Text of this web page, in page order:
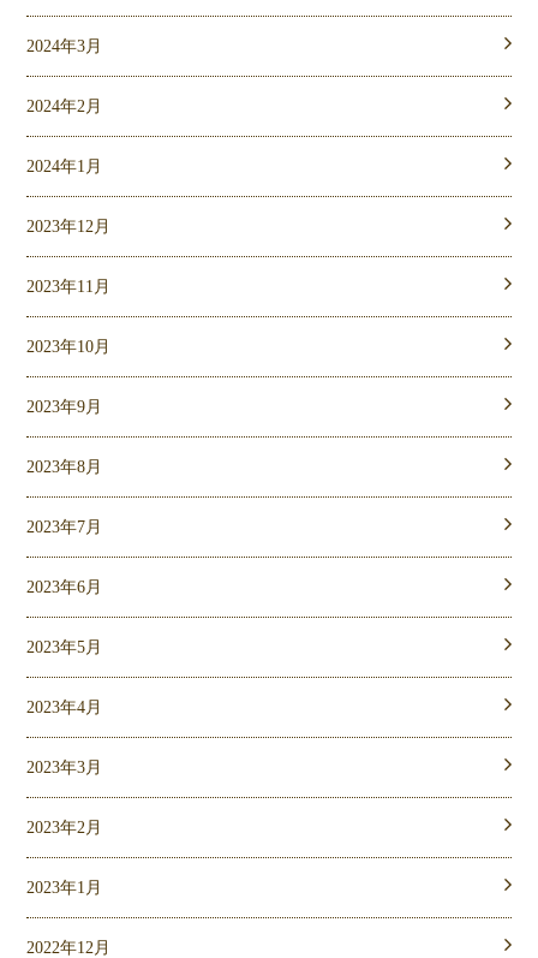
2024年3月
2024年2月
2024年1月
2023年12月
2023年11月
2023年10月
2023年9月
2023年8月
2023年7月
2023年6月
2023年5月
2023年4月
2023年3月
2023年2月
2023年1月
2022年12月